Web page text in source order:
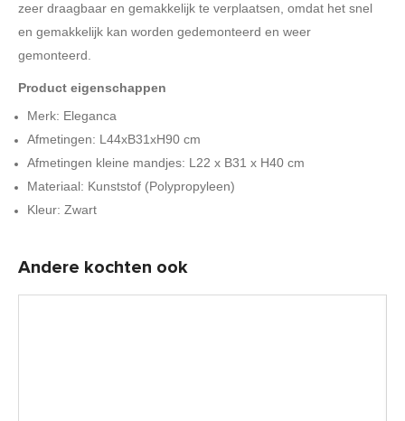
zeer draagbaar en gemakkelijk te verplaatsen, omdat het snel
en gemakkelijk kan worden gedemonteerd en weer
gemonteerd.
Product eigenschappen
Merk: Eleganca
Afmetingen: L44xB31xH90 cm
Afmetingen kleine mandjes: L22 x B31 x H40 cm
Materiaal: Kunststof (Polypropyleen)
Kleur: Zwart
Andere kochten ook